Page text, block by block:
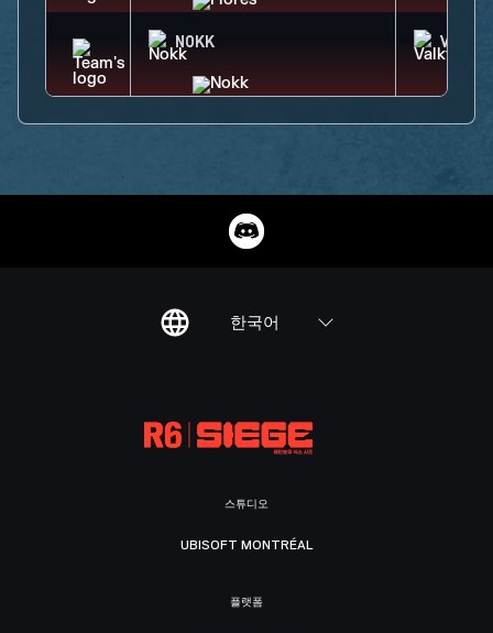
NOKK
한국어
스튜디오
UBISOFT MONTRÉAL
플랫폼